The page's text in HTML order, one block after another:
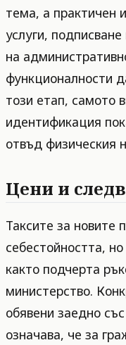
тема, а практичен
услуги,
на
функционалности
този етап, самото
идентификация
отвъд физическия
Цени и
Таксите за новите
себестойността,
както подчерта
министерство.
обявени заедно
означава, че за